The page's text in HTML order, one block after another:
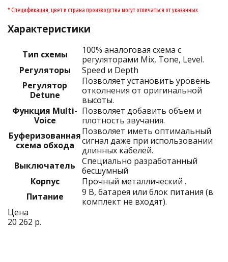
* Спецификация, цвет и страна производства могут отличаться от указанных.
Характеристики
Тип схемы
100% аналоговая схема с
регуляторами Mix, Tone, Level.
Регуляторы
Speed и Depth
Регулятор
Detune
Позволяет установить уровень
отколнения от оригинальной
высоты.
Функция Multi-
Voice
Позволяет добавить объем и
плотность звучания.
Буферизованная
схема обхода
Позволяет иметь оптимальный
сигнал даже при использовании
длинных кабелей.
Выключатель
Специально разработанный
беcшумный
Корпус
Прочный металлический .
Питание
9 В, батарея или блок питания (в
комплект не входят).
Цена
20 262 р.